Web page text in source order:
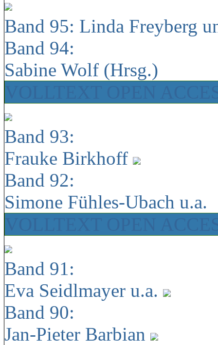
Band 95: Linda Freyberg
Band 94:
Sabine Wolf (Hrsg.)
Band 93:
Frauke Birkhoff
Band 92:
Simone Fühles-Ubach u.a.
Band 91:
Eva Seidlmayer u.a.
Band 90:
Jan-Pieter Barbian